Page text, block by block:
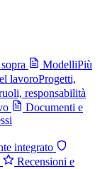
ModelliPiù
lavoroProgetti,
responsabilità
Documenti e
integrato
Recensioni e